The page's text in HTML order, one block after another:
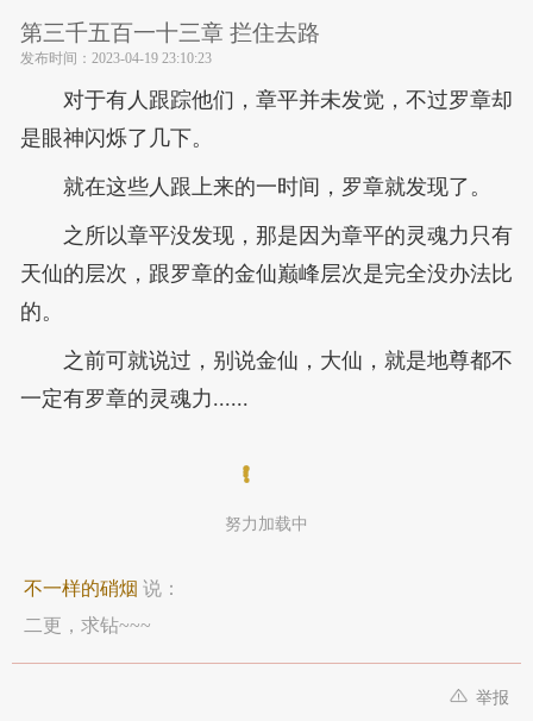
第三千五百一十三章 拦住去路
发布时间： 2023-04-19 23:10:23
对于有人跟踪他们，章平并未发觉，不过罗章却
是眼神闪烁了几下。
就在这些人跟上来的一时间，罗章就发现了。
之所以章平没发现，那是因为章平的灵魂力只有
天仙的层次，跟罗章的金仙巅峰层次是完全没办法比
的。
之前可就说过，别说金仙，大仙，就是地尊都不
一定有罗章的灵魂力......
努力加载中
不一样的硝烟 说：
二更，求钻~~~
举报